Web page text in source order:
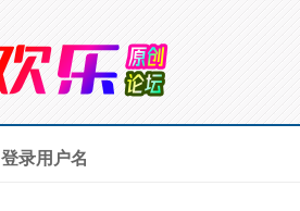
登录用户名